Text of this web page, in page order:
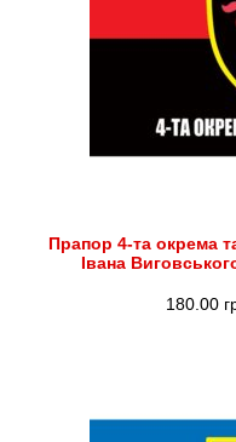
Прапор 4-та окрема
Івана
180.00